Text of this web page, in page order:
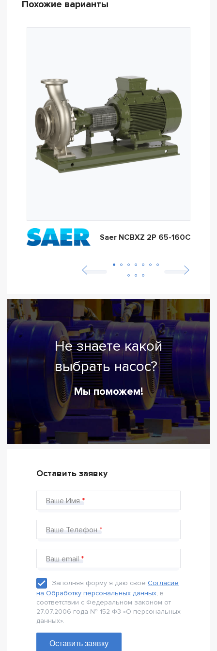
Похожие варианты
Saer NCBXZ 2P 65-160C
Не знаете какой
выбрать насос?
Мы поможем!
Оставить заявку
Ваше Имя
Ваше Телефон
Ваш email
Заполняя форму я даю своё Согласие
на Обработку персональных данных, в
соответствии с Федеральном законом от
27.07.2006 года № 152-Ф3 «О персональных
данных».
Оставить заявку